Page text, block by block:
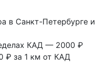
в Санкт-Петербурге и
КАД — 2000 ₽
₽ за 1 км от КАД